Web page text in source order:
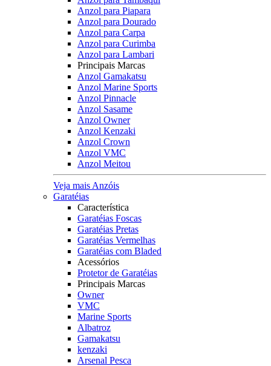
Anzol para Piapara
Anzol para Dourado
Anzol para Carpa
Anzol para Curimba
Anzol para Lambari
Principais Marcas
Anzol Gamakatsu
Anzol Marine Sports
Anzol Pinnacle
Anzol Sasame
Anzol Owner
Anzol Kenzaki
Anzol Crown
Anzol VMC
Anzol Meitou
Veja mais Anzóis
Garatéias
Característica
Garatéias Foscas
Garatéias Pretas
Garatéias Vermelhas
Garatéias com Bladed
Acessórios
Protetor de Garatéias
Principais Marcas
Owner
VMC
Marine Sports
Albatroz
Gamakatsu
kenzaki
Arsenal Pesca